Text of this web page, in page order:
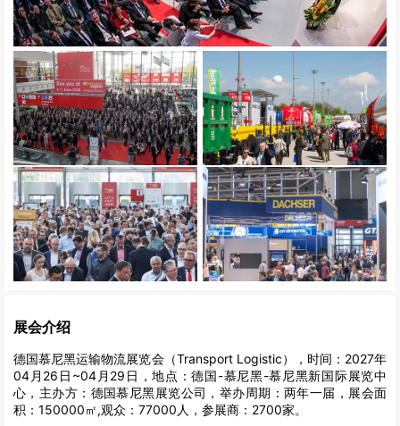
展会介绍
德国慕尼黑运输物流展览会（Transport Logistic），时间：2027年
04月26日~04月29日，地点：德国-慕尼黑-慕尼黑新国际展览中
心，主办方：德国慕尼黑展览公司，举办周期：两年一届，展会面
积：150000㎡,观众：77000人，参展商：2700家。